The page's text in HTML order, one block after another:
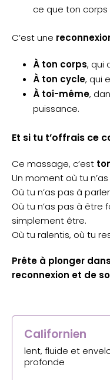
ce que ton corps
C’est une
À ton corps, qui
À ton cycle, qui
À toi-même,
puissance.
Et si tu t’offrais ce
Ce massage, c’est
Un moment où tu
Où tu n’as pas à
Où tu n’as pas à être
simplement être.
Où tu ralentis, où tu
Prête à plonger
reconnexion et de
Californien
lent, fluide et
profonde